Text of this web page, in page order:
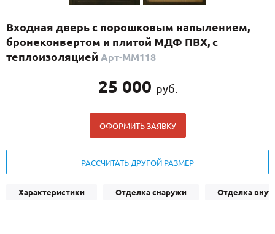
С реечным дизайном(29)
ПО НАЗНАЧЕНИЮ
ПО ОСОБЕННОСТЯМ
Популярные двери
Двери со скидкой
ДВЕРИ С ТЕРМОРАЗРЫВОМ
ГАЛЕРЕЯ
ОПЛАТА
Входная дверь с порошковым напылением,
бронеконвертом и плитой МДФ ПВХ, с
теплоизоляцией Арт-ММ118
25 000 руб.
ОФОРМИТЬ ЗАЯВКУ
РАССЧИТАТЬ ДРУГОЙ РАЗМЕР
Характеристики Отделка снаружи Отделка